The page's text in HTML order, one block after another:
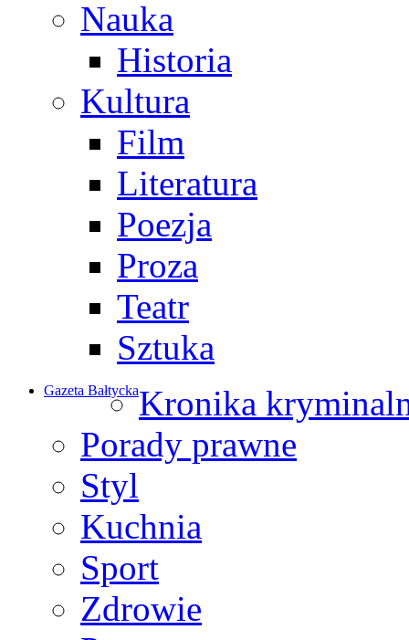
Nauka
Historia
Kultura
Film
Literatura
Poezja
Proza
Teatr
Sztuka
Gazeta BałtyckaKronika
Porady prawne
Styl
Kuchnia
Sport
Zdrowie